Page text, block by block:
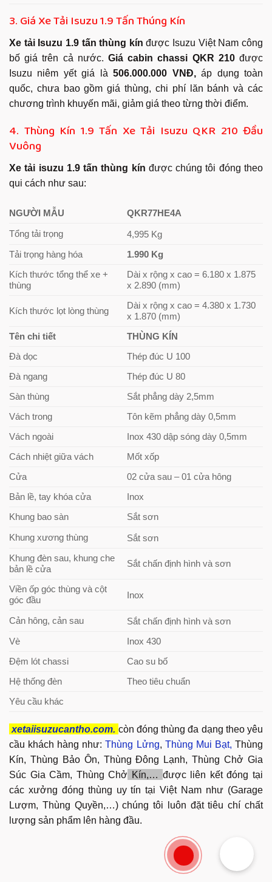
3. Giá Xe Tải Isuzu 1.9 Tấn Thúng Kín
Xe tải Isuzu 1.9 tấn thùng kín được Isuzu Việt Nam công
bố giá trên cả nước. Giá cabin chassi QKR 210được
Isuzu niêm yết giá là506.000.000 VNĐ,áp dụng toàn
quốc, chưa bao gồm giá thùng, chi phí lăn bánh và các
chương trình khuyến mãi, giảm giá theo từng thời điểm.
4. Thùng Kín 1.9 Tấn Xe Tải Isuzu QKR 210 Đầu
Vuông
Xe tải isuzu 1.9 tấn thùng kín được chúng tôi đóng theo
qui cách như sau:
NGƯỜI MẪU QKR77HE4A
Tổng tải trọng 4,995 Kg
Tải trọng hàng hóa 1.990 Kg
Kích thước tổng thể xe +
thùng
Dài x rộng x cao = 6.180 x 1.875
x 2.890 (mm)
Kích thước lọt lòng thùng
Dài x rộng x cao = 4.380 x 1.730
x 1.870 (mm)
Tên chi tiết THÙNG KÍN
Đà dọc Thép đúc U 100
Đà ngang Thép đúc U 80
Sàn thùng Sắt phẳng dày 2,5mm
Vách trong Tôn kẽm phẳng dày 0,5mm
Vách ngoài Inox 430 dập sóng dày 0,5mm
Cách nhiệt giữa vách Mốt xốp
Cửa 02 cửa sau – 01 cửa hông
Bản lề, tay khóa cửa Inox
Khung bao sàn Sắt sơn
Khung xương thùng Sắt sơn
Khung đèn sau, khung che
bản lề cửa
Sắt chấn định hình và sơn
Viền ốp góc thùng và cột
góc đầu
Inox
Cản hông, cản sau Sắt chấn định hình và sơn
Vè Inox 430
Đệm lót chassi Cao su bố
Hệ thống đèn Theo tiêu chuẩn
Yêu cầu khác
xetaiisuzucantho.com. còn đóng thùng đa dạng theo yêu
cầu khách hàng như:Thùng Lửng, Thùng Mui Bạt, Thùng
Kín, Thùng Bảo Ôn, Thùng Đông Lạnh, Thùng Chở Gia
Súc Gia Cầm, Thùng Chở Kín,… được liên kết đóng tại
các xưởng đóng thùng uy tín tại Việt Nam như (Garage
Lượm, Thùng Quyền,…) chúng tôi luôn đặt tiêu chí chất
lượng sản phẩm lên hàng đầu.